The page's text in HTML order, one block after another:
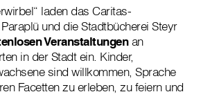
laden das Caritas-
und die Stadtbücherei Steyr
Veranstaltungenan
in der Stadt ein. Kinder,
sind willkommen, Sprache
Facetten zu erleben, zu feiern und